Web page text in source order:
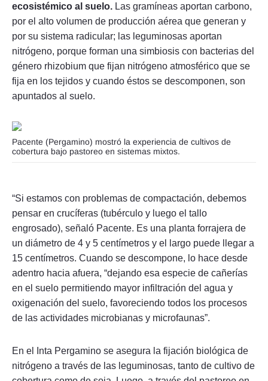
ecosistémico al suelo. Las gramíneas aportan carbono,
por el alto volumen de producción aérea que generan y
por su sistema radicular; las leguminosas aportan
nitrógeno, porque forman una simbiosis con bacterias del
género rhizobium que fijan nitrógeno atmosférico que se
fija en los tejidos y cuando éstos se descomponen, son
apuntados al suelo.
Pacente (Pergamino) mostró la experiencia de cultivos de
cobertura bajo pastoreo en sistemas mixtos.
“Si estamos con problemas de compactación, debemos
pensar en crucíferas (tubérculo y luego el tallo
engrosado), señaló Pacente. Es una planta forrajera de
un diámetro de 4 y 5 centímetros y el largo puede llegar a
15 centímetros. Cuando se descompone, lo hace desde
adentro hacia afuera, “dejando esa especie de cañerías
en el suelo permitiendo mayor infiltración del agua y
oxigenación del suelo, favoreciendo todos los procesos
de las actividades microbianas y microfaunas”.
En el Inta Pergamino se asegura la fijación biológica de
nitrógeno a través de las leguminosas, tanto de cultivo de